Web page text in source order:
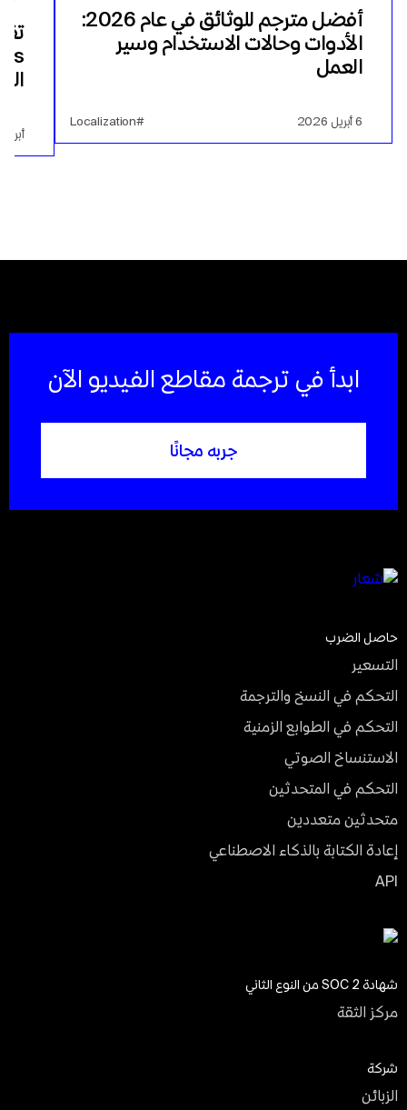
أفضل مترجم للوثائق في عام 2026:
الأدوات وحالات الاستخدام وسير
العمل
6 أبريل 2026 #Localization
أبريل 23, 2025
ابدأ في ترجمة مقاطع الفيديو الآن
جربه مجانًا
حاصل الضرب
التسعير
التحكم في النسخ والترجمة
التحكم في الطوابع الزمنية
الاستنساخ الصوتي
التحكم في المتحدثين
متحدثين متعددين
إعادة الكتابة بالذكاء الاصطناعي
API
شهادة SOC 2 من النوع الثاني
مركز الثقة
شركة
الزبائن